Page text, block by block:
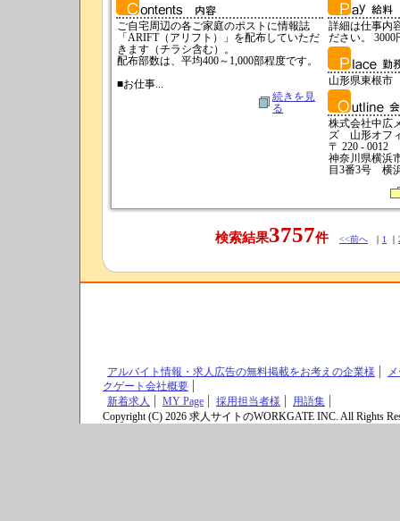
ご自宅周辺の各ご家庭のポストに情報誌
「ARIFT（アリフト）」を配布していただ
きます（チラシ含む）。
配布部数は、平均400～1,000部程度です。
■お仕事...
続きを見
る
詳細は仕事内
ださい。 3000
山形県東根市
株式会社中広
ズ 山形オフ
〒 220 - 0012
神奈川県横浜
目3番3号 横
検索結果3757件 <<前へ ｜ 1 ｜
アルバイト情報・求人広告の無料掲載をお考えの企業様
クゲート会社概要
新着求人
MY Page 採用担当者様
用語集
Copyright (C) 2026 求人サイトのWORKGATE INC. All Rights